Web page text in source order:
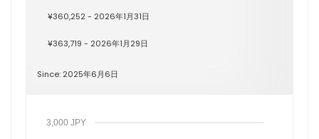
¥360,252 - 2026年1月31日
¥363,719 - 2026年1月29日
Since: 2025年6月6日
3,000 JPY